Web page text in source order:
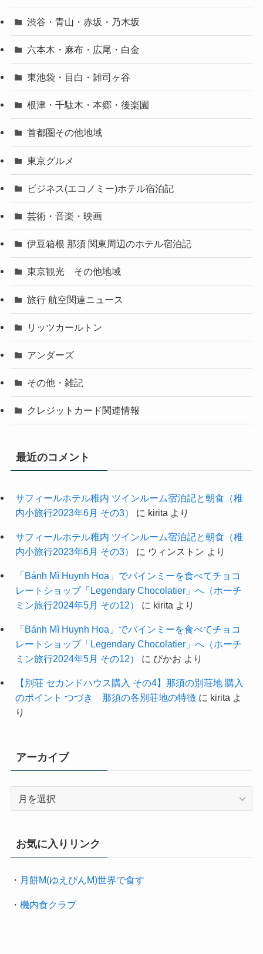
渋谷・青山・赤坂・乃木坂
六本木・麻布・広尾・白金
東池袋・目白・雑司ヶ谷
根津・千駄木・本郷・後楽園
首都圏その他地域
東京グルメ
ビジネス(エコノミー)ホテル宿泊記
芸術・音楽・映画
伊豆箱根 那須 関東周辺のホテル宿泊記
東京観光 その他地域
旅行 航空関連ニュース
リッツカールトン
アンダーズ
その他・雑記
クレジットカード関連情報
最近のコメント
サフィールホテル稚内 ツインルーム宿泊記と朝食（稚
内小旅行2023年6月 その3）
に kirita より
サフィールホテル稚内 ツインルーム宿泊記と朝食（稚
内小旅行2023年6月 その3）
に ウィンストン より
「Bánh Mì Huynh Hoa」でバインミーを食べてチョコ
レートショップ「Legendary Chocolatier」へ（ホーチ
ミン旅行2024年5月 その12）
に kirita より
「Bánh Mì Huynh Hoa」でバインミーを食べてチョコ
レートショップ「Legendary Chocolatier」へ（ホーチ
ミン旅行2024年5月 その12）
に ぴかお より
【別荘 セカンドハウス購入 その4】那須の別荘地 購入
のポイント つづき 那須の各別荘地の特徴に kirita よ
り
アーカイブ
イ
ブ
お気に入りリンク
・ 月餅M(ゆえぴんM)世界で食す
・ 機内食クラブ